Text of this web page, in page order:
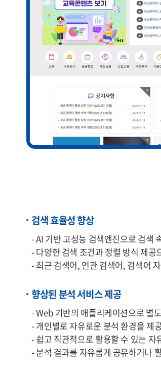
검색 효율성 향상
- AI 기반 고성능 검색엔진으로 검색
- 다양한 검색 조건과 정렬 방식 제공
- 최근 검색어, 연관 검색어, 검색어
향상된 분석 서비스 제공
- Web 기반의 애플리케이션으로 별
- 개인별로 자유로운 분석 환경을 제
- 쉽고 직관적으로 활용할 수 있는
- 분석 결과를 자유롭게 공유하거나